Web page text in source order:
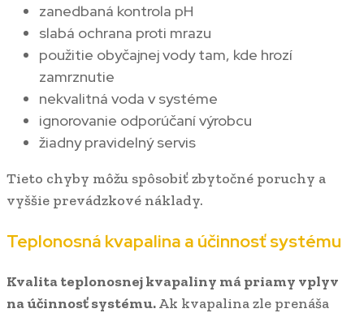
zanedbaná kontrola pH
slabá ochrana proti mrazu
použitie obyčajnej vody tam, kde hrozí
zamrznutie
nekvalitná voda v systéme
ignorovanie odporúčaní výrobcu
žiadny pravidelný servis
Tieto chyby môžu spôsobiť zbytočné poruchy a
vyššie prevádzkové náklady.
Teplonosná kvapalina a účinnosť systému
Kvalita teplonosnej kvapaliny má priamy vplyv
na účinnosť systému.Ak kvapalina zle prenáša